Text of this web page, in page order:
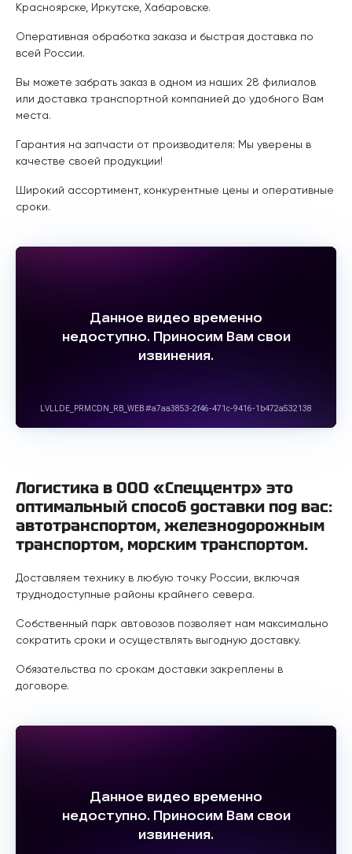
Красноярске, Иркутске, Хабаровске.
Оперативная обработка заказа и быстрая доставка по
всей России.
Вы можете забрать заказ в одном из наших 28 филиалов
или доставка транспортной компанией до удобного Вам
места.
Гарантия на запчасти от производителя: Мы уверены в
качестве своей продукции!
Широкий ассортимент, конкурентные цены и оперативные
сроки.
Логистика в ООО «Спеццентр» это
оптимальный способ доставки под вас:
автотранспортом, железнодорожным
транспортом, морским транспортом.
Доставляем технику в любую точку России, включая
труднодоступные районы крайнего севера.
Собственный парк автовозов позволяет нам максимально
сократить сроки и осуществлять выгодную доставку.
Обязательства по срокам доставки закреплены в
договоре.